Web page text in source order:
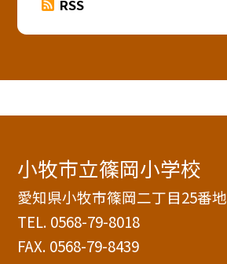
RSS
小牧市立篠岡小学校
愛知県小牧市篠岡二丁目25番地
TEL. 0568-79-8018
FAX. 0568-79-8439